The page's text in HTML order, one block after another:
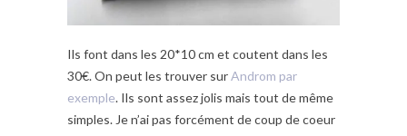
Ils font dans les 20*10 cm et coutent dans les
30€. On peut les trouver surAndrom par
exemple. Ils sont assez jolis mais tout de même
simples. Je n’ai pas forcément de coup de coeur